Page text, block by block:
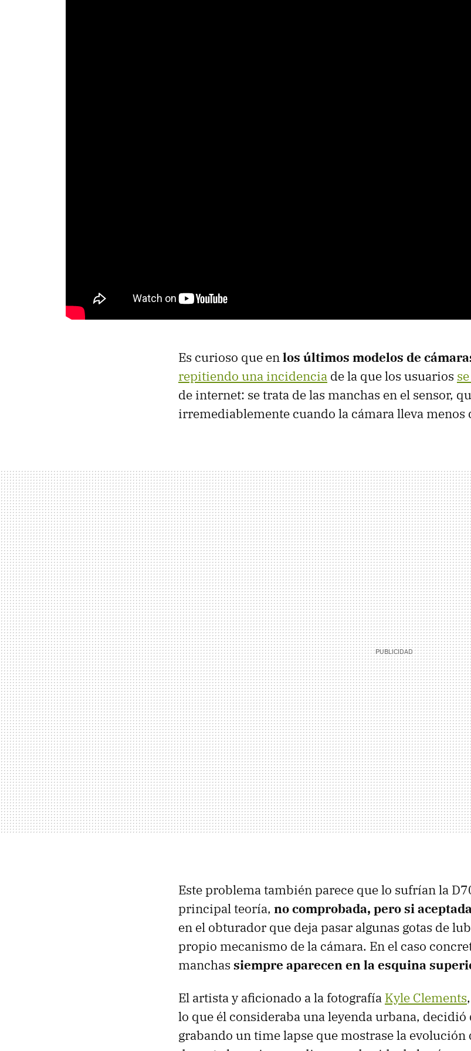
Es curioso que enlos últimos modelos de
repitiendo una incidencia de la que los usuarios
de internet: se trata de las manchas en el sensor,
irremediablemente cuando la cámara lleva menos
Este problema también parece que lo sufrían la
principal teoría, no comprobada, pero si aceptada
en el obturador que deja pasar algunas gotas de
propio mecanismo de la cámara. En el caso
manchas siempre aparecen en la esquina
El artista y aficionado a la fotografía Kyle Clements
lo que él consideraba una leyenda urbana,
grabando un time lapse que mostrase la evolución